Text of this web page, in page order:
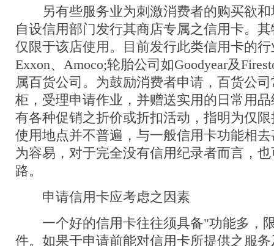
另有些服务业为刺激消费者的购买欲和
自设信用部门发行其商店专属之信用卡。
仅限于该店使用。目前发行此类信用卡的
Exxon、Amoco;轮胎公司如Goodyear及
属百货公司。为鼓励消费者申请，百货公
柜，受理申请作业，并赠送实用的日常用
有各种促销之折价或折扣活动，指明为仅
使用地点并不普遍，与一般信用卡功能相
为容易，对于完全没有信用纪录者而言，
路。
申请信用卡应考虑之因素
一个好的信用卡往往须具备"功能多，
件。如果于申请前能对信用卡所提供之服